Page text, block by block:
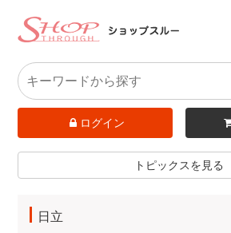
ログイン
トピックスを見る
日立